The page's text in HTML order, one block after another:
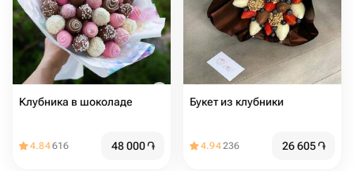
Клубника в шоколаде
4.84616 48 000֏
Букет из клубники
4.94236 26 605֏